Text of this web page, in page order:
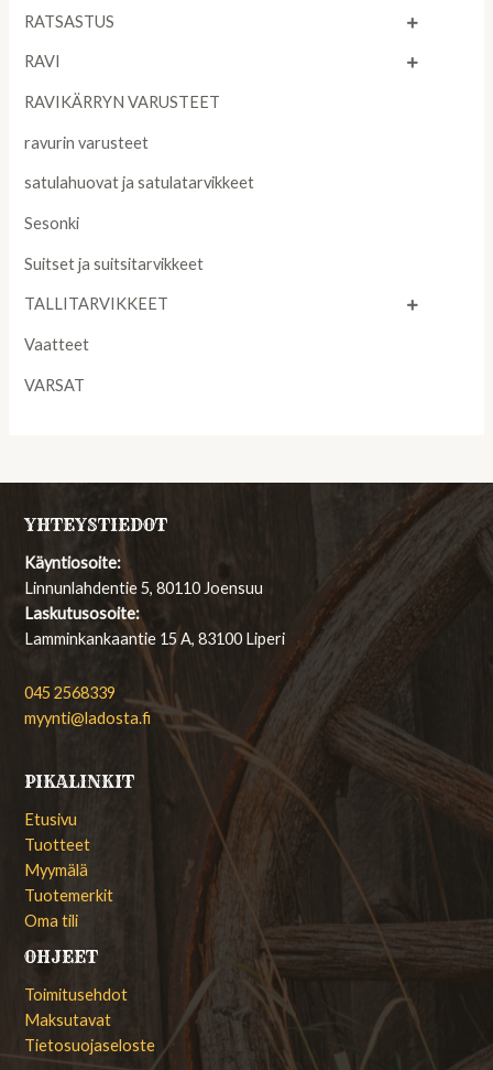
RATSASTUS
RAVI
RAVIKÄRRYN VARUSTEET
ravurin varusteet
satulahuovat ja satulatarvikkeet
Sesonki
Suitset ja suitsitarvikkeet
TALLITARVIKKEET
Vaatteet
VARSAT
YHTEYSTIEDOT
Käyntiosoite:
Linnunlahdentie 5, 80110 Joensuu
Laskutusosoite:
Lamminkankaantie 15 A, 83100 Liperi
045 2568339
myynti@ladosta.fi
PIKALINKIT
Etusivu
Tuotteet
Myymälä
Tuotemerkit
Oma tili
OHJEET
Toimitusehdot
Maksutavat
Tietosuojaseloste